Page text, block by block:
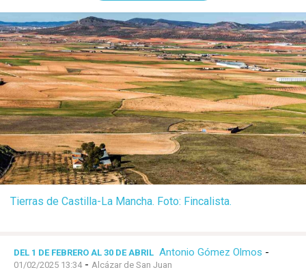
Tierras de Castilla-La Mancha. Foto: Fincalista.
DEL 1 DE FEBRERO AL 30 DE ABRIL Antonio Gómez Olmos -
01/02/2025 13:34- Alcázar de San Juan